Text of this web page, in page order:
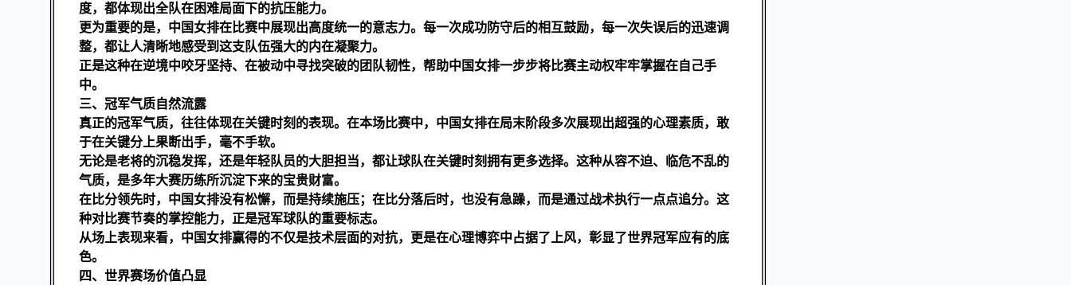
度，都体现出全队在困难局面下的抗压能力。
更为重要的是，中国女排在比赛中展现出高度统一的意志力。每一次成功防守后的相互鼓励，每一次失误后的迅速调
整，都让人清晰地感受到这支队伍强大的内在凝聚力。
正是这种在逆境中咬牙坚持、在被动中寻找突破的团队韧性，帮助中国女排一步步将比赛主动权牢牢掌握在自己手
中。
三、冠军气质自然流露
真正的冠军气质，往往体现在关键时刻的表现。在本场比赛中，中国女排在局末阶段多次展现出超强的心理素质，敢
于在关键分上果断出手，毫不手软。
无论是老将的沉稳发挥，还是年轻队员的大胆担当，都让球队在关键时刻拥有更多选择。这种从容不迫、临危不乱的
气质，是多年大赛历练所沉淀下来的宝贵财富。
在比分领先时，中国女排没有松懈，而是持续施压；在比分落后时，也没有急躁，而是通过战术执行一点点追分。这
种对比赛节奏的掌控能力，正是冠军球队的重要标志。
从场上表现来看，中国女排赢得的不仅是技术层面的对抗，更是在心理博弈中占据了上风，彰显了世界冠军应有的底
色。
四、世界赛场价值凸显